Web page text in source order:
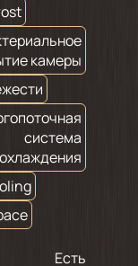
камеры
система
охлаждения
Есть